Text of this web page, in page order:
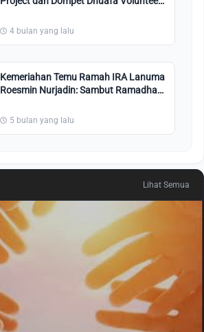
4 bulan yang lalu
Kemeriahan Temu Ramah IRA Lanuma
Roesmin Nurjadin: Sambut Ramadhan
5 bulan yang lalu
Lihat Semua